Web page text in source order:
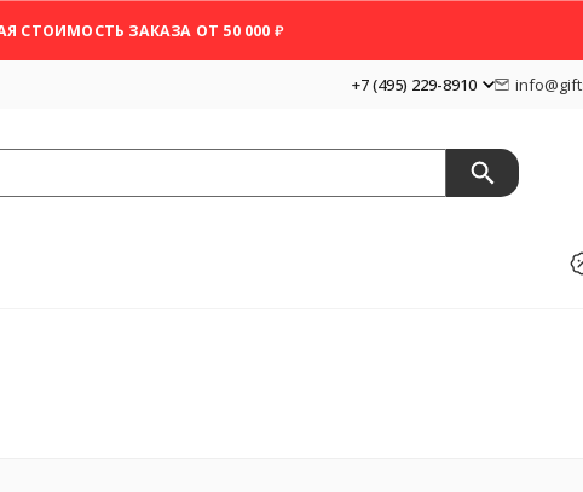
СТОИМОСТЬ ЗАКАЗА ОТ 50 000 ₽
+7 (495) 229-8910